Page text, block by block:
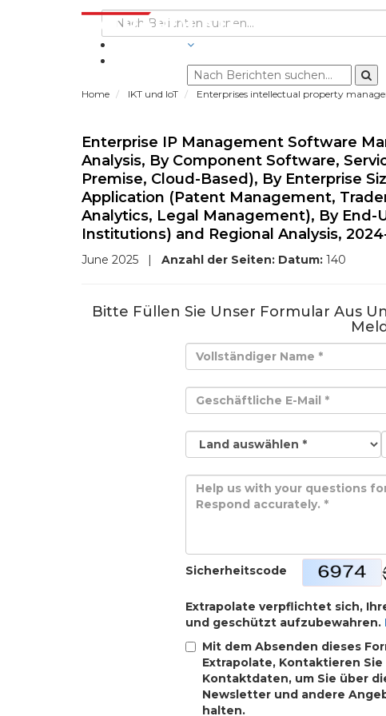
Home IKT und IoT Enterprises intellectual property
Enterprise IP Management Software
Analysis, By Component Software,
Premise, Cloud-Based), By Enterprise
Application (Patent Management,
Analytics, Legal Management), By End-
Institutions) and Regional Analysis,
June 2025 | Anzahl der Seiten: Datum: 140
Bitte Füllen Sie Unser Formular Aus
Sicherheitscode
Extrapolate verpflichtet sich,
und geschützt aufzubewahren.
Mit dem Absenden dieses
Extrapolate, Kontaktieren
Kontaktdaten, um Sie über
Newsletter und andere
halten.